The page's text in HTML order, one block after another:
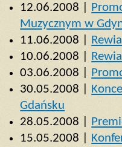
12.06.2008 |
Muzycznym w
11.06.2008 |
10.06.2008 |
03.06.2008 |
30.05.2008 |
Gdańsku
28.05.2008 |
15.05.2008 |